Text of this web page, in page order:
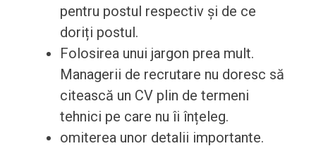
pentru postul respectiv și de ce
doriți postul.
Folosirea unui jargon prea mult.
Managerii de recrutare nu doresc să
citească un CV plin de termeni
tehnici pe care nu îi înțeleg.
omiterea unor detalii importante.